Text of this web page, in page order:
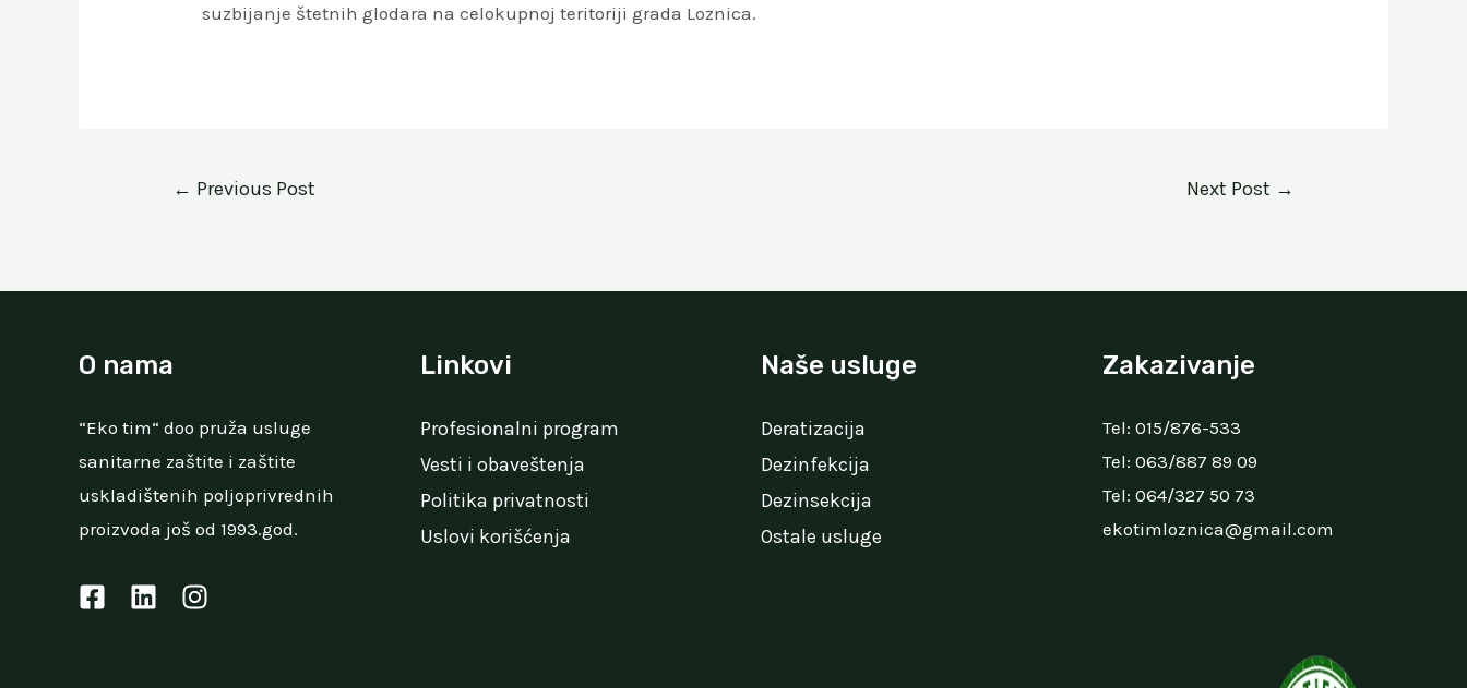
suzbijanje štetnih glodara na celokupnoj teritoriji grada Loznica.
← Previous Post Next Post →
O nama
“Eko tim“ doo pruža usluge
sanitarne zaštite i zaštite
uskladištenih poljoprivrednih
proizvoda još od 1993.god.
Linkovi
Profesionalni program
Vesti i obaveštenja
Politika privatnosti
Uslovi korišćenja
Naše usluge
Deratizacija
Dezinfekcija
Dezinsekcija
Ostale usluge
Zakazivanje
Tel: 015/876-533
Tel: 063/887 89 09
Tel: 064/327 50 73
ekotimloznica@gmail.com